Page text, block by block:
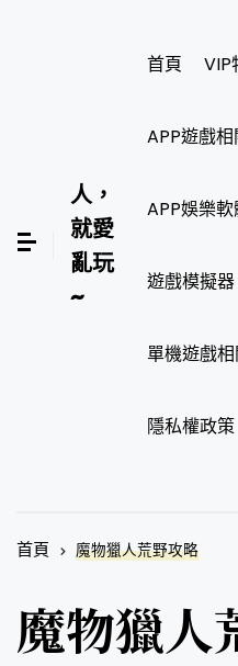
人，
就愛
亂玩
~
首頁 VIP
APP遊戲相
APP娛樂
遊戲模擬器
單機遊戲
隱私權政策
首頁 魔物獵人荒野攻略
魔物獵人